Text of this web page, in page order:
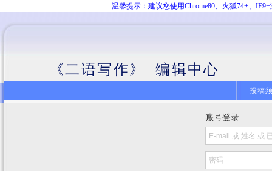
温馨提示：建议您使用Chrome80、火狐74+、
《二语写作》 编辑中心
投稿
账号登录